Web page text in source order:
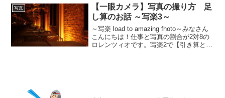
トモードでの撮影を否定しませんが、せ
っかく一眼カメラを買った...
写真
【一眼カメラ】写真の撮り方 足
し算のお話 ～写楽3～
～写楽 load to amazing fhoto～みなさん
こんにちは！仕事と写真の割合が2対8の
ロレンツィオです。写楽2で【引き算と足